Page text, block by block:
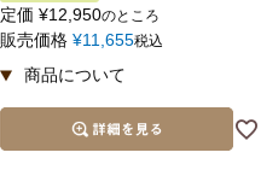
定価 ¥12,950のところ
販売価格 ¥11,655税込